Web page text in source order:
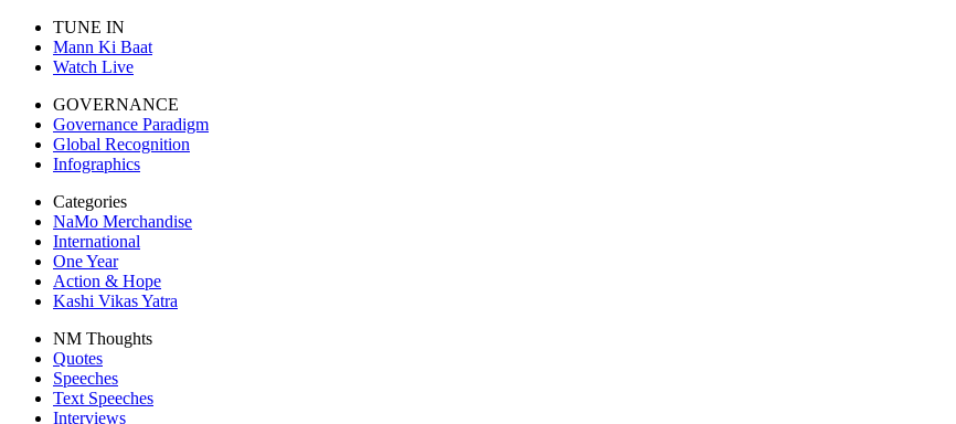
TUNE IN
Mann Ki Baat
Watch Live
GOVERNANCE
Governance Paradigm
Global Recognition
Infographics
Categories
NaMo Merchandise
International
One Year
Action & Hope
Kashi Vikas Yatra
NM Thoughts
Quotes
Speeches
Text Speeches
Interviews